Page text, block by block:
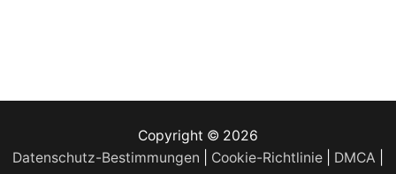
Copyright © 2026
Datenschutz-Bestimmungen
Cookie-Richtlinie DMCA